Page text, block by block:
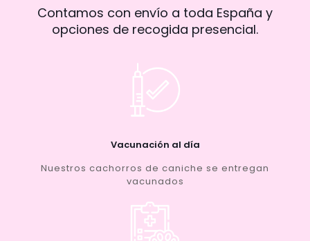
Contamos con envío a toda España y
opciones de recogida presencial.
Vacunación al día
Nuestros cachorros de caniche se entregan
vacunados